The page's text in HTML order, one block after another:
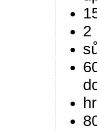
2